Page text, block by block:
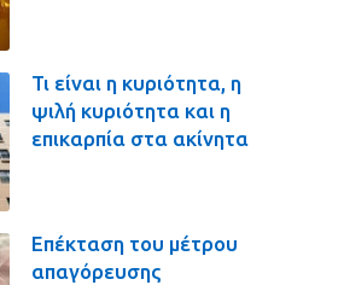
Τι είναι η κυριότητα, η
ψιλή κυριότητα και η
επικαρπία στα ακίνητα
Επέκταση του μέτρου
απαγόρευσης